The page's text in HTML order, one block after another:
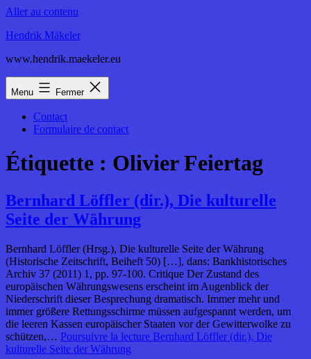
Aller au contenu
Hendrik Mäkeler
www.hendrik.maekeler.eu
Menu Fermer
Contact
Formulaire de contact
Étiquette : Olivier Feiertag
Bernhard Löffler (dir.), Die kulturelle
Seite der Währung
Bernhard Löffler (Hrsg.), Die kulturelle Seite der Währung
(Historische Zeitschrift, Beiheft 50) […], dans: Bankhistorisches
Archiv 37 (2011) 1, pp. 97-100. Critique Der Zustand des
europäischen Währungswesens erscheint im Augenblick der
Niederschrift dieser Besprechung dramatisch. Immer mehr und
immer größere Rettungsschirme müssen aufgespannt werden, um
die leeren Kassen europäischer Staaten vor der Gewitterwolke zu
schützen,… Poursuivre la lecture Bernhard Löffler (dir.), Die
kulturelle Seite der Währung